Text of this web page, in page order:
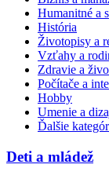
Humanitné a
História
Životopisy a
Vzťahy a
Zdravie a
Počítače a
Hobby
Umenie a
Ďalšie
Deti a mládež